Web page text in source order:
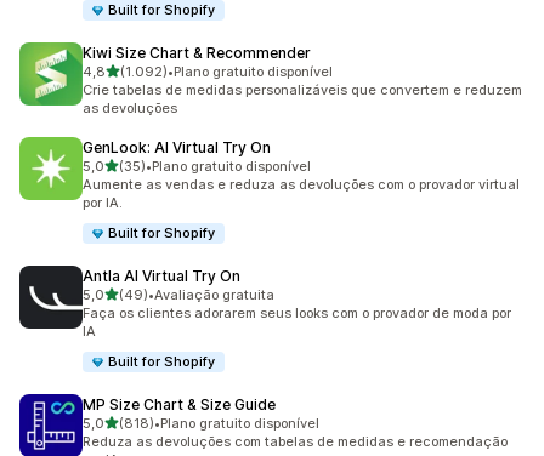
Built for Shopify
Kiwi Size Chart & Recommender
4,8de 5 estrelas
(1.092)
1092 avaliações ao todo
•Plano gratuito disponível
Crie tabelas de medidas personalizáveis que convertem e reduzem
as devoluções
GenLook: AI Virtual Try On
5,0de 5 estrelas
(35)
35 avaliações ao todo
•Plano gratuito disponível
Aumente as vendas e reduza as devoluções com o provador virtual
por IA.
Built for Shopify
Antla AI Virtual Try On
5,0de 5 estrelas
(49)
49 avaliações ao todo
•Avaliação gratuita
Faça os clientes adorarem seus looks com o provador de moda por
IA
Built for Shopify
MP Size Chart & Size Guide
5,0de 5 estrelas
(818)
818 avaliações ao todo
•Plano gratuito disponível
Reduza as devoluções com tabelas de medidas e recomendação